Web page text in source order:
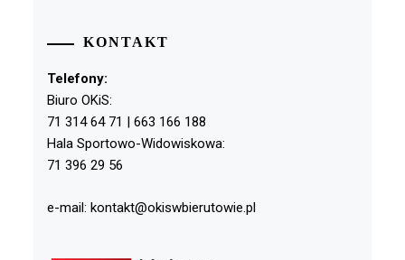
KONTAKT
Telefony:
Biuro OKiS:
71 314 64 71 | 663 166 188
Hala Sportowo-Widowiskowa:
71 396 29 56
e-mail: kontakt@okiswbierutowie.pl